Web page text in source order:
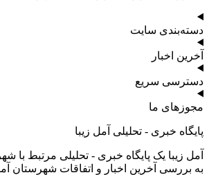
دسته‌بندی سایت
آخرین اخبار
دسترسی سریع
مجوزهای ما
پایگاه خبری - تحلیلی آمل زیبا
آمل زیبا یک پایگاه خبری - تحلیلی مرتبط
به بررسی آخرین اخبار و اتفاقات شهرستان